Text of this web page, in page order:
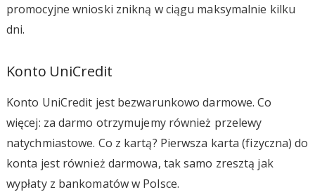
promocyjne wnioski znikną w ciągu maksymalnie kilku
dni.
Konto UniCredit
Konto UniCredit jest bezwarunkowo darmowe. Co
więcej: za darmo otrzymujemy również przelewy
natychmiastowe. Co z kartą? Pierwsza karta (fizyczna) do
konta jest również darmowa, tak samo zresztą jak
wypłaty z bankomatów w Polsce.